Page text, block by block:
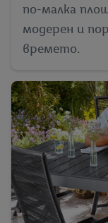
по-малка
модерен и
времето.